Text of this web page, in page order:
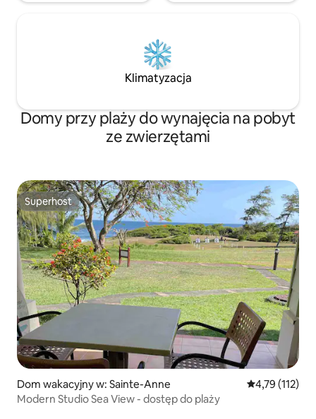
Klimatyzacja
Domy przy plaży do wynajęcia na pobyt
ze zwierzętami
Superhost
Superhost
Dom wakacyjny w: Sainte-Anne Średnia
4,79 (112)
Modern Studio Sea View - dostęp do plaży